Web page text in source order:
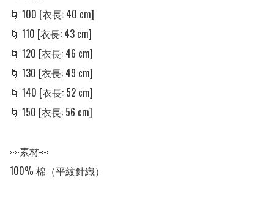
🌀 100 [衣長: 40 cm]
🌀 110 [衣長: 43 cm]
🌀 120 [衣長: 46 cm]
🌀 130 [衣長: 49 cm]
🌀 140 [衣長: 52 cm]
🌀 150 [衣長: 56 cm]
👀素材👀
100% 棉（平紋針織）